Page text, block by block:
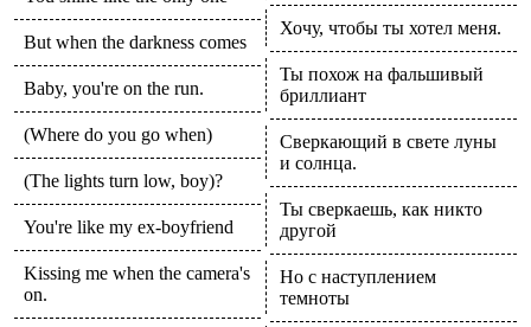
But when the darkness comes
Baby, you're on the run.
(Where do you go when)
(The lights turn low, boy)?
You're like my ex-boyfriend
Kissing me when the camera's
on.
Хочу, чтобы ты хотел меня.
Ты похож на фальшивый
бриллиант
Сверкающий в свете луны
и солнца.
Ты сверкаешь, как никто
другой
Но с наступлением
темноты